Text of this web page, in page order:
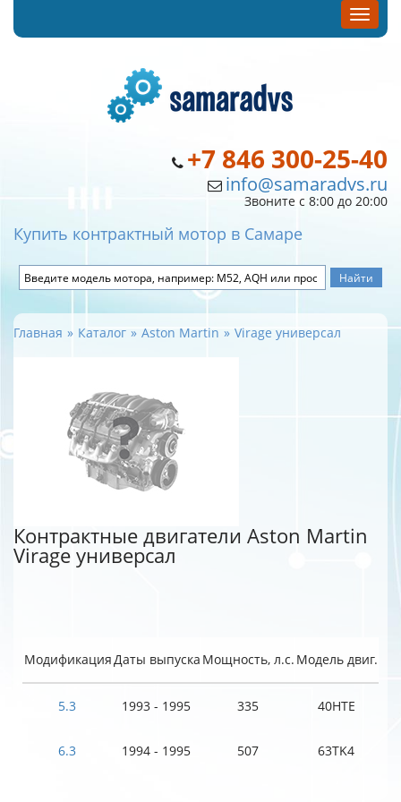
+7 846 300-25-40
info@samaradvs.ru
Звоните с 8:00 до 20:00
Купить контрактный мотор в Самаре
Главная Каталог Aston Martin Virage универсал
Контрактные двигатели Aston Martin
Virage универсал
МодификацияДаты выпуска Мощность, л.с. Модель двиг.
5.3 1993 - 1995 335 40HTE
6.3 1994 - 1995 507 63TK4